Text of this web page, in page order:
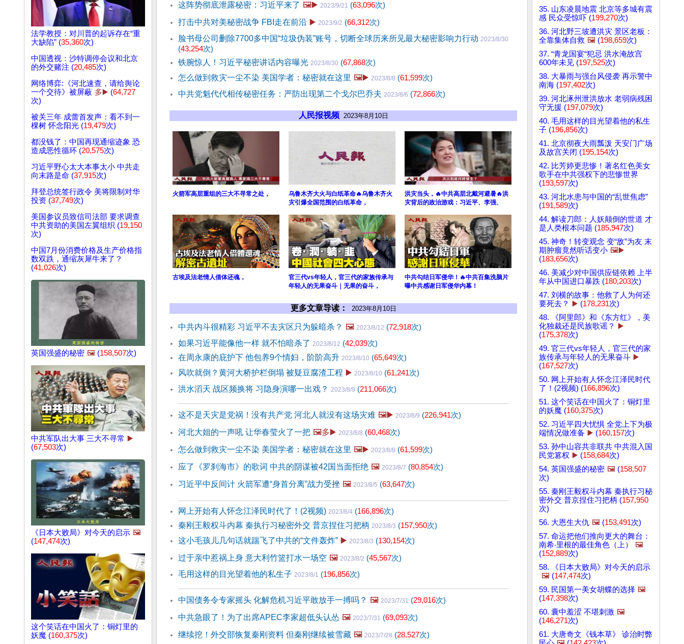
法学教授：对川普的起诉存在“重
大缺陷” (35,360次)
中国透视：沙特调停会议和北京
的外交赌注 (20,485次)
网络博弈:《河北速查，请给舆论
一个交待》被屏蔽 多▶️ (64,727
次)
被关三年 成蕾首发声：看不到一
棵树 怀念阳光 (19,479次)
都没钱了：中国再现通缩迹象 恐
造成恶性循环 (20,575次)
习近平野心太大本事太小 中共走
向末路是命 (37,915次)
拜登总统签行政令 美将限制对华
投资 (37,749次)
美国参议员致信司法部 要求调查
中共资助的美国左翼组织 (19,150
次)
中国7月份消费价格及生产价格指
数双跌，通缩灰犀牛来了？
(41,026次)
英国强盛的秘密 🖼️ (158,507次)
中共军队出大事 三大不寻常 ▶️
(67,503次)
《日本大败局》对今天的启示 🖼️
(147,474次)
这个笑话在中国火了：铜灯里的
妖魔 (160,375次)
这阵势彻底泄露秘密：习近平来了 🖼️▶️ 2023/9/21 (63,096次)
打击中共对美秘密战争 FBI走在前沿 ▶️ 2023/9/2 (66,312次)
脸书母公司删除7700多中国“垃圾伪装”账号，切断全球历来所见最大秘密影响力行动 2023/8/30
(43,254次)
铁腕惊人！习近平秘密讲话内容曝光 2023/8/30 (67,868次)
怎么做到救灾一尘不染 美国学者：秘密就在这里 🖼️▶️ 2023/8/8 (61,599次)
中共党魁代代相传秘密任务：严防出现第二个戈尔巴乔夫 2023/8/6 (72,866次)
人民报视频 2023年8月10日
火箭军高层重组的三大不寻常之处，
乌鲁木齐大火与白纸革命🔥乌鲁木齐火
灾引爆全国范围的白纸革命，
洪灾当头，🔥中共高层北戴河避暑🔥洪
灾背后的政治游戏：习近平、李强、
古埃及法老情人借体还魂，
官三代vs年轻人，官三代的家族传承与
年轻人的无果奋斗｜无果的奋斗，
中共勾结日军侵华！🔥中共百集洗脑片
曝中共感谢日军侵华内幕！
更多文章导读： 2023年8月10日
中共内斗很精彩 习近平不去灾区只为躲暗杀？ 🖼️ 2023/8/12 (72,918次)
如果习近平能像他一样 就不怕暗杀了 2023/8/12 (42,039次)
在周永康的庇护下 他包养9个情妇，阶阶高升 2023/8/10 (65,649次)
风吹就倒？黄河大桥护栏倒塌 被疑豆腐渣工程 ▶️ 2023/8/10 (61,241次)
洪水滔天 战区频换将 习隐身演哪一出戏？ 2023/8/9 (211,066次)
这不是天灾是党祸！没有共产党 河北人就没有这场灾难 🖼️▶️ 2023/8/9 (226,941次)
河北大姐的一声吼 让华春莹火了一把 🖼️多▶️ 2023/8/8 (60,468次)
怎么做到救灾一尘不染 美国学者：秘密就在这里 🖼️▶️ 2023/8/8 (61,599次)
应了《罗刹海市》的歌词 中共的阴谋被42国当面拒绝 🖼️ 2023/8/7 (80,854次)
习近平中反间计 火箭军遭“身首分离”战力受挫 🖼️ 2023/8/5 (63,647次)
网上开始有人怀念江泽民时代了！(2视频) 2023/8/4 (166,896次)
秦刚王毅权斗内幕 秦执行习秘密外交 普京捏住习把柄 2023/8/3 (157,950次)
这小毛孩儿几句话就踹飞了中共的“文件轰炸” ▶️ 2023/8/3 (130,154次)
过于亲中惹祸上身 意大利竹篮打水一场空 🖼️ 2023/8/2 (45,567次)
毛用这样的目光望着他的私生子 2023/8/1 (196,856次)
中国债务令专家摇头 化解危机习近平敢放手一搏吗？ 🖼️ 2023/7/31 (29,016次)
中共急眼了！为了出席APEC李家超低头认怂 🖼️ 2023/7/31 (69,093次)
继续挖！外交部恢复秦刚资料 但秦刚继续被雪藏 🖼️ 2023/7/28 (28,527次)
35. 山东凌晨地震 北京等多城有震
感 民众受惊吓 (199,270次)
36. 河北野三坡遭洪灾 景区老板：
全靠集体自救 🖼️ (198,659次)
37. “青龙国宴“犯忌 洪水淹故宫
600年未见 (197,525次)
38. 大暴雨与强台风侵袭 再示警中
南海 (197,402次)
39. 河北涿州泄洪放水 老弱病残困
守无援 (197,079次)
40. 毛用这样的目光望着他的私生
子 (196,856次)
41. 北京彻夜大雨瓢泼 天安门广场
及故宫关闭 (195,154次)
42. 比芳婷更悲惨！著名红色美女
歌手在中共强权下的悲惨世界
(193,597次)
43. 河北水患与中国的“乱世焦虑”
(191,589次)
44. 解读刀郎：人妖颠倒的世道 才
是人类根本问题 (185,947次)
45. 神奇！转变观念 变“敌”为友 末
期肿瘤竟然听话变小 🖼️▶️
(183,656次)
46. 美减少对中国供应链依赖 上半
年从中国进口暴跌 (180,203次)
47. 刘横的故事：他救了人为何还
要死去？ ▶️ (178,231次)
48. 《阿里郎》和《东方红》，美
化独裁还是民族歌谣？ ▶️
(175,378次)
49. 官三代vs年轻人，官三代的家
族传承与年轻人的无果奋斗 ▶️
(167,527次)
50. 网上开始有人怀念江泽民时代
了！(2视频) (166,896次)
51. 这个笑话在中国火了：铜灯里
的妖魔 (160,375次)
52. 习近平四大忧惧 全党上下为极
端情况做准备 ▶️ (160,157次)
53. 孙中山容共非联共 中共混入国
民党篡权 ▶️ (158,684次)
54. 英国强盛的秘密 🖼️ (158,507
次)
55. 秦刚王毅权斗内幕 秦执行习秘
密外交 普京捏住习把柄 (157,950
次)
56. 大恩生大仇 🖼️ (153,491次)
57. 命运把他们推向更大的舞台：
南希‧里根的最佳角色（上）
🖼️
(152,889次)
58. 《日本大败局》对今天的启示
🖼️ (147,474次)
59. 民国第一美女胡蝶的选择 🖼️
(147,398次)
60. 囊中羞涩 不堪刺激 🖼️
(146,271次)
61. 大唐奇文《钱本草》 诊治时弊